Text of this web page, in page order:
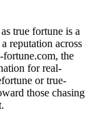
true fortune is a
reputation across
the
for real-
or true-
those chasing